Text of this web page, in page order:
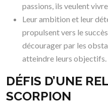
passions, ils veulent
Leur ambition et leur
propulsent vers le
décourager par les
atteindre leurs objectifs.
DÉFIS D’UNE
SCORPION